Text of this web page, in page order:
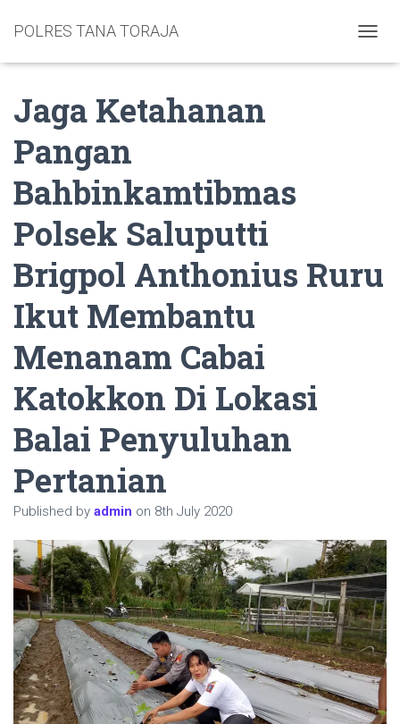
POLRES TANA TORAJA
Jaga Ketahanan
Pangan
Bahbinkamtibmas
Polsek Saluputti
Brigpol Anthonius Ruru
Ikut Membantu
Menanam Cabai
Katokkon Di Lokasi
Balai Penyuluhan
Pertanian
Published by admin on 8th July 2020